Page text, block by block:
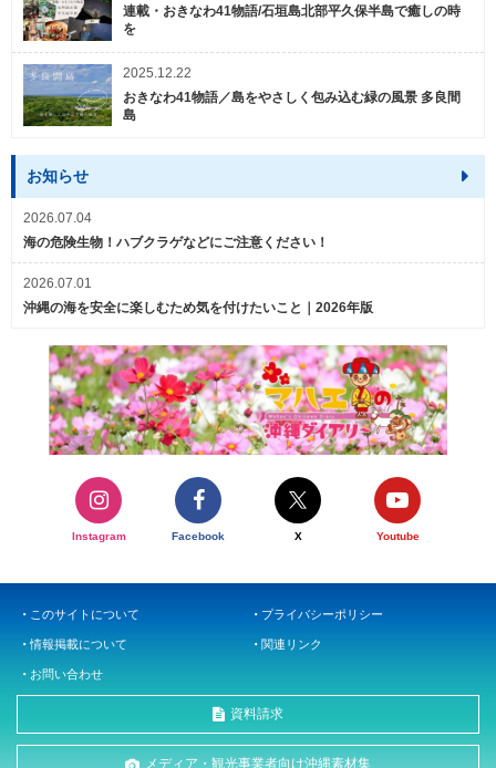
連載・おきなわ41物語/石垣島北部平久保半島で癒しの時
を
2025.12.22
おきなわ41物語／島をやさしく包み込む緑の風景 多良間
島
お知らせ
2026.07.04
海の危険生物！ハブクラゲなどにご注意ください！
2026.07.01
沖縄の海を安全に楽しむため気を付けたいこと｜2026年版
Instagram Facebook X Youtube
このサイトについて プライバシーポリシー
情報掲載について 関連リンク
お問い合わせ
資料請求
メディア・観光事業者向け沖縄素材集